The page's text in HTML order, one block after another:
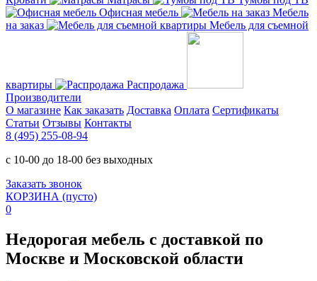
Офисная мебель
Мебель
на заказ
Мебель для съемной
квартиры
Распродажа
Производители
О магазине Как заказать Доставка Оплата Сертификаты
Статьи Отзывы Контакты
8 (495) 255-08-94
с 10-00 до 18-00 без выходных
Заказать звонок
КОРЗИНА (пусто)
0
Недорогая мебель с доставкой по
Москве и Московской области